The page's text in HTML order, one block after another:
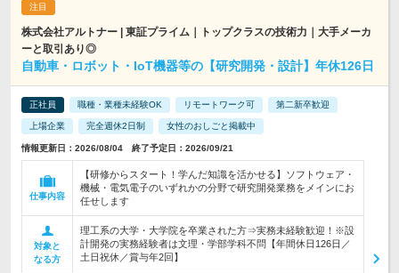
株式会社アルトナー | 東証プライム｜トップクラスの技術力｜大手メーカ
ーと取引あり◎
自動車・ロボット・IoT機器等の【研究開発・設計】年休126日
正社員 職種・業種未経験OK リモートワーク可 第二新卒歓迎
上場企業 完全週休2日制 女性のおしごと掲載中
情報更新日：2026/08/04 終了予定日：2026/09/21
仕事内容
【研修からスタート！学んだ知識を活かせる】ソフトウェア・
機械・電気電子のいずれかの分野で研究開発業務をメインにお
任せします
対象と
なる方
理工系の大学・大学院を卒業された方⇒実務未経験歓迎！※設
計開発の実務経験者は文理・学部学科不問【年間休日126日／
土日祝休／賞与年2回】